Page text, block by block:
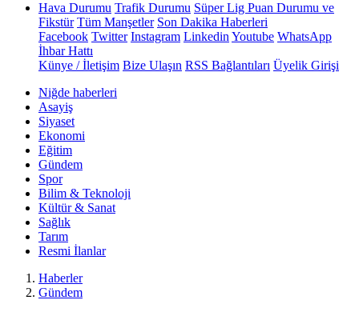
Hava Durumu Trafik Durumu Süper Lig Puan Durumu ve
Fikstür Tüm Manşetler Son Dakika Haberleri
Facebook Twitter Instagram Linkedin Youtube WhatsApp
İhbar Hattı
Künye / İletişim Bize Ulaşın RSS Bağlantıları Üyelik Girişi
Niğde haberleri
Asayiş
Siyaset
Ekonomi
Eğitim
Gündem
Spor
Bilim & Teknoloji
Kültür & Sanat
Sağlık
Tarım
Resmi İlanlar
Haberler
Gündem